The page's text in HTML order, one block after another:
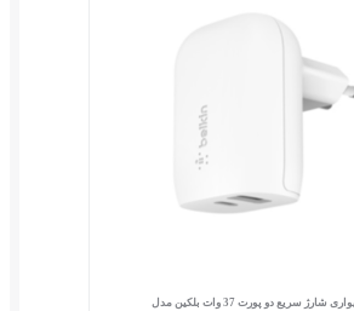
شارژر دیواری شارژ سریع دو پورت 37 وات بلکین مدل